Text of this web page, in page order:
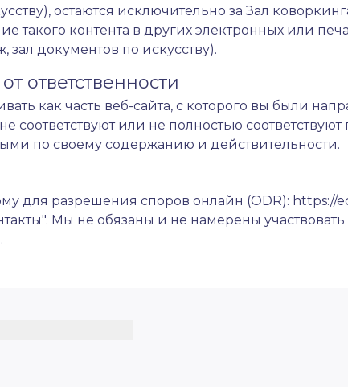
остаются исключительно за Зал
такого контента в других электронных или
зал документов по искусству).
ответственности
как часть веб-сайта, с которого вы были
соответствуют или не полностью
по своему содержанию и действительности.
для разрешения споров онлайн (ODR): https://
Мы не обязаны и не намерены